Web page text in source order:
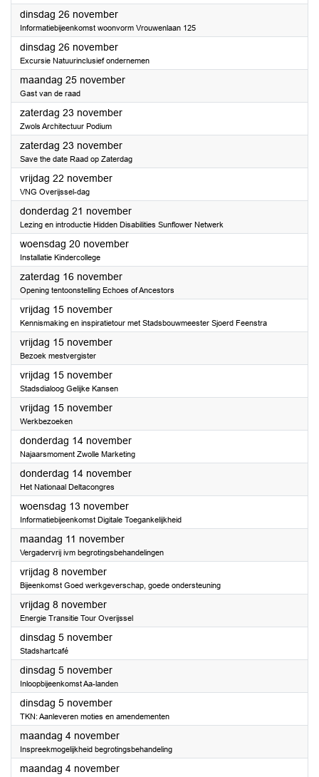
dinsdag 26 november2024
Informatiebijeenkomst woonvorm Vrouwenlaan 125
dinsdag 26 november2024
Excursie Natuurinclusief ondernemen
maandag 25 november2024
Gast van de raad
zaterdag 23 november2024
Zwols Architectuur Podium
zaterdag 23 november2024
Save the date Raad op Zaterdag
vrijdag 22 november2024
VNG Overijssel-dag
donderdag 21 november2024
Lezing en introductie Hidden Disabilities Sunflower Netwerk
woensdag 20 november2024
Installatie Kindercollege
zaterdag 16 november2024
Opening tentoonstelling Echoes of Ancestors
vrijdag 15 november2024
Kennismaking en inspiratietour met Stadsbouwmeester Sjoerd Feenstra
vrijdag 15 november2024
Bezoek mestvergister
vrijdag 15 november2024
Stadsdialoog Gelijke Kansen
vrijdag 15 november2024
Werkbezoeken
donderdag 14 november2024
Najaarsmoment Zwolle Marketing
donderdag 14 november2024
Het Nationaal Deltacongres
woensdag 13 november2024
Informatiebijeenkomst Digitale Toegankelijkheid
maandag 11 november2024
Vergadervrij ivm begrotingsbehandelingen
vrijdag 8 november2024
Bijeenkomst Goed werkgeverschap, goede ondersteuning
vrijdag 8 november2024
Energie Transitie Tour Overijssel
dinsdag 5 november2024
Stadshartcafé
dinsdag 5 november2024
Inloopbijeenkomst Aa-landen
dinsdag 5 november2024
TKN: Aanleveren moties en amendementen
maandag 4 november2024
Inspreekmogelijkheid begrotingsbehandeling
maandag 4 november2024